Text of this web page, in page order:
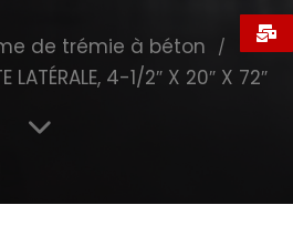
de trémie à béton
LATÉRALE, 4-1/2″ X 20″ X 72″